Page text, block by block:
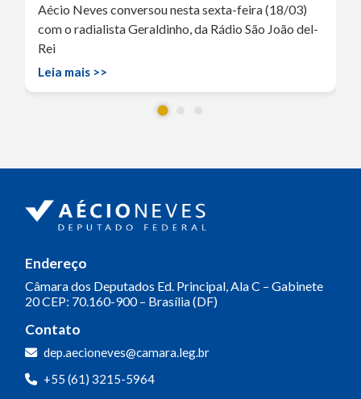
Aécio Neves conversou nesta sexta-feira (18/03)
com o radialista Geraldinho, da Rádio São João del-
Rei
Leia mais >>
Endereço
Câmara dos Deputados Ed. Principal, Ala C – Gabinete
20CEP: 70.160-900 – Brasília (DF)
Contato
dep.aecioneves@camara.leg.br
+55 (61) 3215-5964